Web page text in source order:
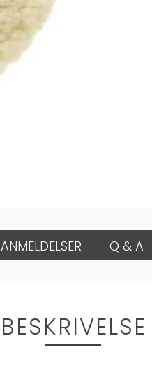
ANMELDELSER Q & A
BESKRIVELSE